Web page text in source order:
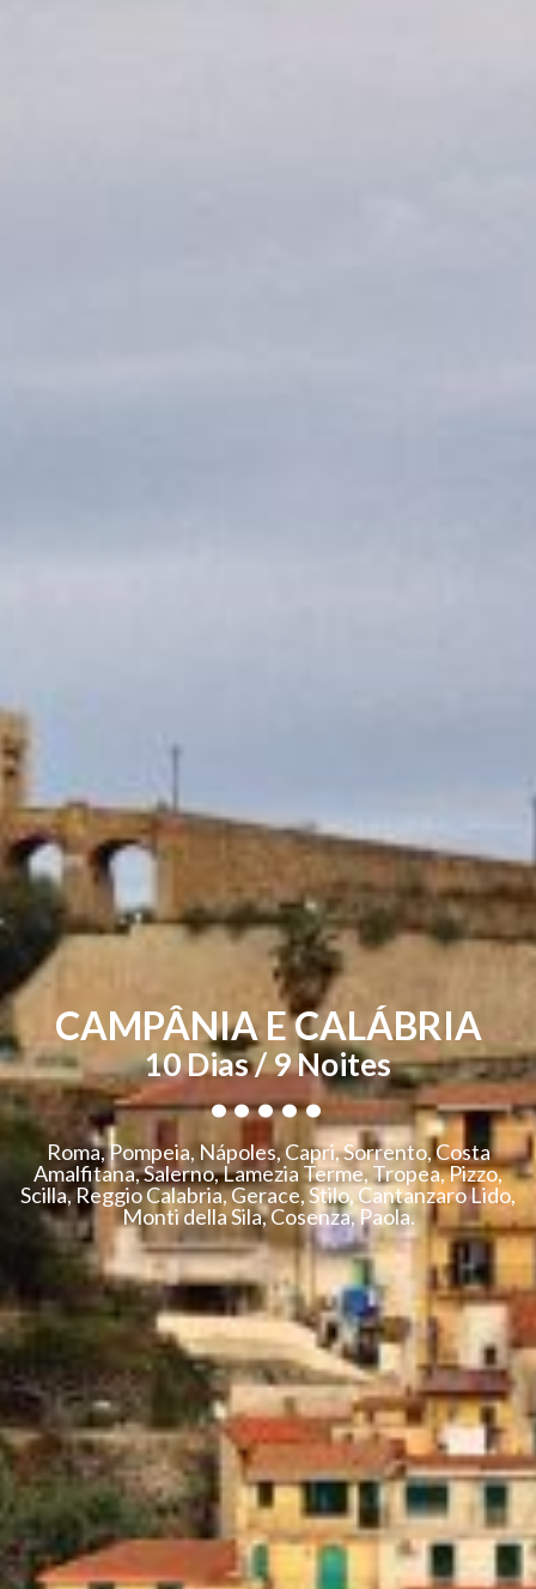
CAMPÂNIA E CALÁBRIA
10 Dias / 9 Noites
.....
Roma, Pompeia, Nápoles, Capri, Sorrento, Costa
Amalfitana, Salerno, Lamezia Terme, Tropea, Pizzo,
Scilla, Reggio Calabria, Gerace, Stilo, Cantanzaro Lido,
Monti della Sila, Cosenza, Paola.